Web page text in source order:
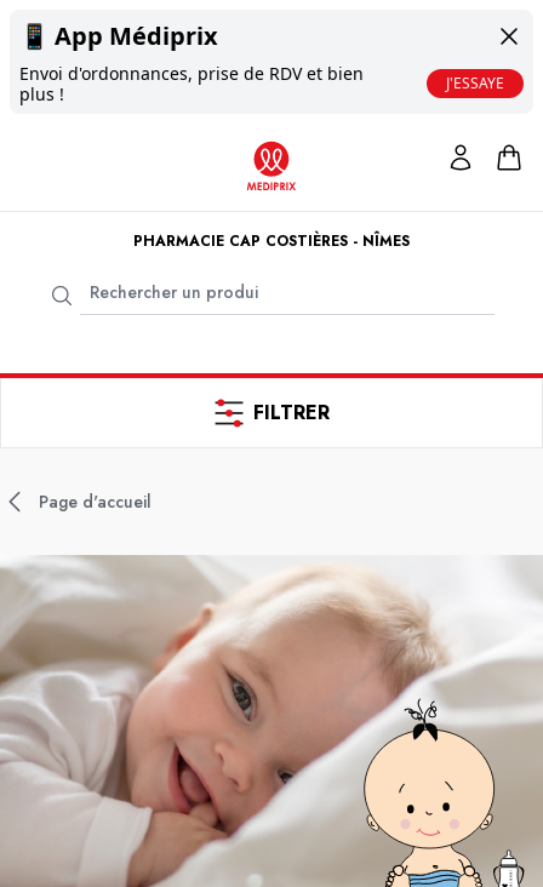
📱 App Médiprix
Envoi d'ordonnances, prise de RDV et bien
plus !
J'ESSAYE
PHARMACIE CAP COSTIÈRES - NÎMES
FILTRER
Page d'accueil